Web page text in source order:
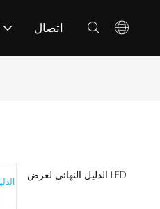
اتصال
الدليل النهائي لعرض LED